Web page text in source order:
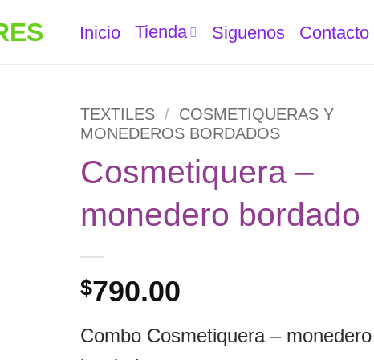
Inicio Tienda Siguenos Contacto
TEXTILES / COSMETIQUERAS Y
MONEDEROS BORDADOS
Cosmetiquera –
monedero bordado
$790.00
Combo Cosmetiquera – monedero